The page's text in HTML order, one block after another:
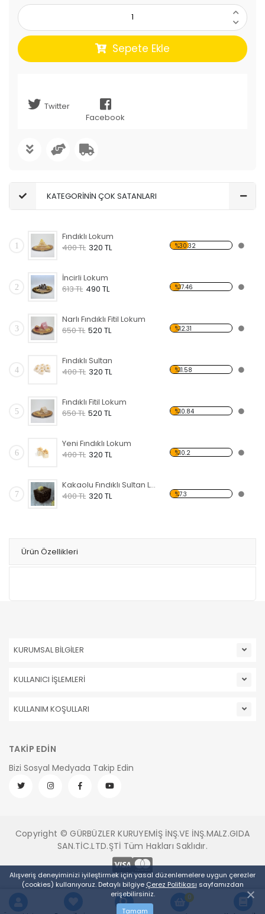
0
Sepete Ekle
Twitter
Facebook
KATEGORİNİN ÇOK SATANLARI
1
Fındıklı Lokum
400 TL 320 TL %30.32
2
İncirli Lokum
613 TL 490 TL %17.46
3
Narlı Fındıklı Fitil Lokum
650 TL 520 TL %12.31
4
Fındıklı Sultan
400 TL 320 TL %11.58
5
Fındıklı Fitil Lokum
650 TL 520 TL %10.84
6
Yeni Fındıklı Lokum
400 TL 320 TL %10.2
7
Kakaolu Fındıklı Sultan Lokumu
400 TL 320 TL %7.3
Ürün Özellikleri
Alışveriş deneyiminizi iyileştirmek için yasal düzenlemelere uygun çerezler
(cookies) kullanıyoruz. Detaylı bilgiye Çerez Politikası sayfamızdan
erişebilirsiniz.
Tamam
KURUMSAL BİLGİLER
KULLANICI İŞLEMLERİ
KULLANIM KOŞULLARI
TAKİP EDİN
Bizi Sosyal Medyada Takip Edin
Copyright © GÜRBÜZLER KURUYEMİŞ İNŞ.VE İNŞ.MALZ.GIDA
SAN.TİC.LTD.ŞTİ Tüm Hakları Saklıdır.